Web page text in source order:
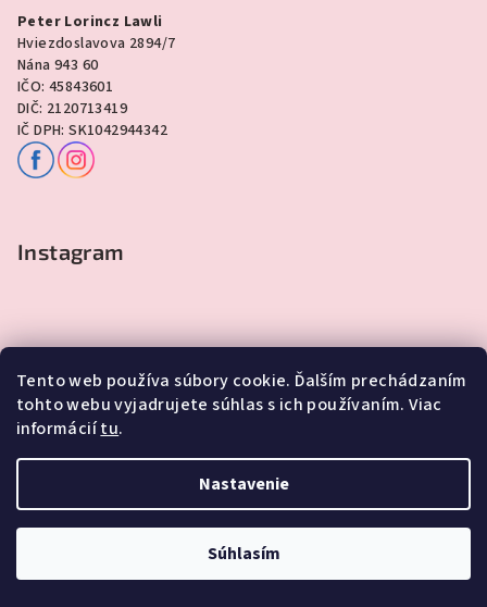
Tento web používa súbory cookie. Ďalším prechádzaním
tohto webu vyjadrujete súhlas s ich používaním. Viac
informáciítu.
Nastavenie
Súhlasím
Peter Lorincz Lawli
Hviezdoslavova 2894/7
Nána 943 60
IČO: 45843601
DIČ: 2120713419
IČ DPH: SK1042944342
Instagram
Sledovať na Instagrame
Vytvoril Shoptet